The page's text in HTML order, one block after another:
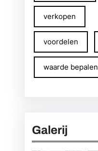
verkopen
voordelen
waarde bepalen
Galerij